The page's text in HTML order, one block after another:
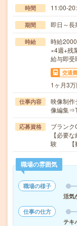
時間 11:00-
期間 即日～
時給
時給
×4週+残
給与即受
交通費
1ヶ月3
仕事内容
映像制作
像編集
応募資格
ブランク
【必要
験 【歓
職場の雰囲気
職場の様子
活気
仕事の仕方
テキ